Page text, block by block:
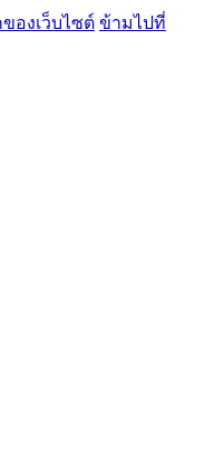
องเว็บไซต์ ข้ามไปที่